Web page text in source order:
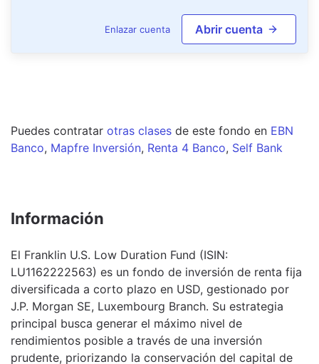
Enlazar cuenta Abrir cuenta
Puedes contratar otras clases de este fondo en EBN
Banco, Mapfre Inversión, Renta 4 Banco, Self Bank
Información
El Franklin U.S. Low Duration Fund (ISIN:
LU1162222563) es un fondo de inversión de renta fija
diversificada a corto plazo en USD, gestionado por
J.P. Morgan SE, Luxembourg Branch. Su estrategia
principal busca generar el máximo nivel de
rendimientos posible a través de una inversión
prudente, priorizando la conservación del capital de